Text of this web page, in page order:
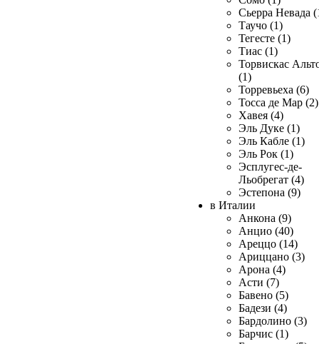
Сьерра Невада
Таучо (1)
Тегесте (1)
Тиас (1)
Торвискас
(1)
Торревьеха (6)
Тосса де Мар (2)
Хавея (4)
Эль Дуке (1)
Эль Кабле (1)
Эль Рок (1)
Эсплугес-де-
Льобрегат (4)
Эстепона (9)
в Италии
Анкона (9)
Анцио (40)
Ареццо (14)
Ариццано (3)
Арона (4)
Асти (7)
Бавено (5)
Бадези (4)
Бардолино (3)
Барчис (1)